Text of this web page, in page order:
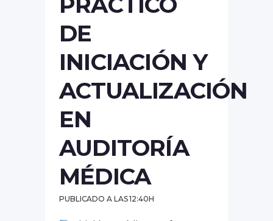
DE
INICIACIÓN Y
ACTUALIZACIÓN
EN
AUDITORÍA
MÉDICA
PUBLICADO A LAS 12:40H